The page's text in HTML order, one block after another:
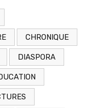
CHRONIQUE
DIASPORA